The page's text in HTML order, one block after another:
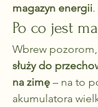
magazyn energii.
Po co jest
Wbrew
służy do
na zimę – na to
akumulatora